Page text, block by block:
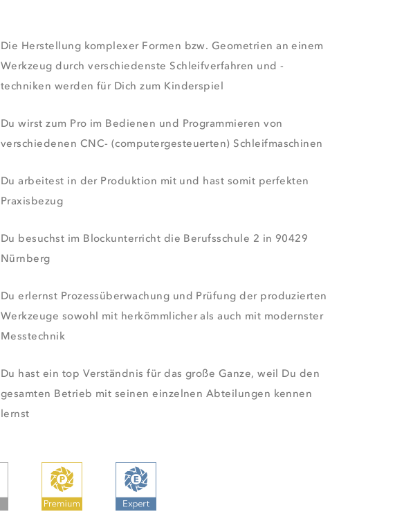
Die Herstellung komplexer Formen bzw. Geometrien an einem
Werkzeug durch verschiedenste Schleifverfahren und -
techniken werden für Dich zum Kinderspiel
Du wirst zum Pro im Bedienen und Programmieren von
verschiedenen CNC- (computergesteuerten) Schleifmaschinen
Du arbeitest in der Produktion mit und hast somit perfekten
Praxisbezug
Du besuchst im Blockunterricht die Berufsschule 2 in 90429
Nürnberg
Du erlernst Prozessüberwachung und Prüfung der produzierten
Werkzeuge sowohl mit herkömmlicher als auch mit modernster
Messtechnik
Du hast ein top Verständnis für das große Ganze, weil Du den
gesamten Betrieb mit seinen einzelnen Abteilungen kennen
lernst